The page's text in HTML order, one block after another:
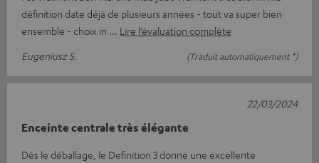
définition date déjà de plusieurs années - tout va super bien
ensemble - choix in
Lire l’évaluation complète
Eugeniusz S.
(Traduit automatiquement *)
Enceinte centrale très élégante
Dès le déballage, le Definition 3 donne une excellente
22/03/2024